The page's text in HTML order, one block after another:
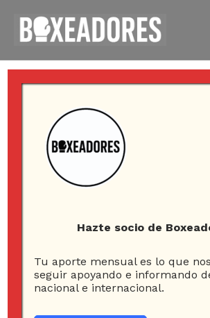
ENTREVISTAS
VOY A APROVECHAR ESTA
Andrés Campos:
para hacer
Hazte socio de
Tu aporte mensual es lo que
seguir apoyando e informando
nacional e internacional.